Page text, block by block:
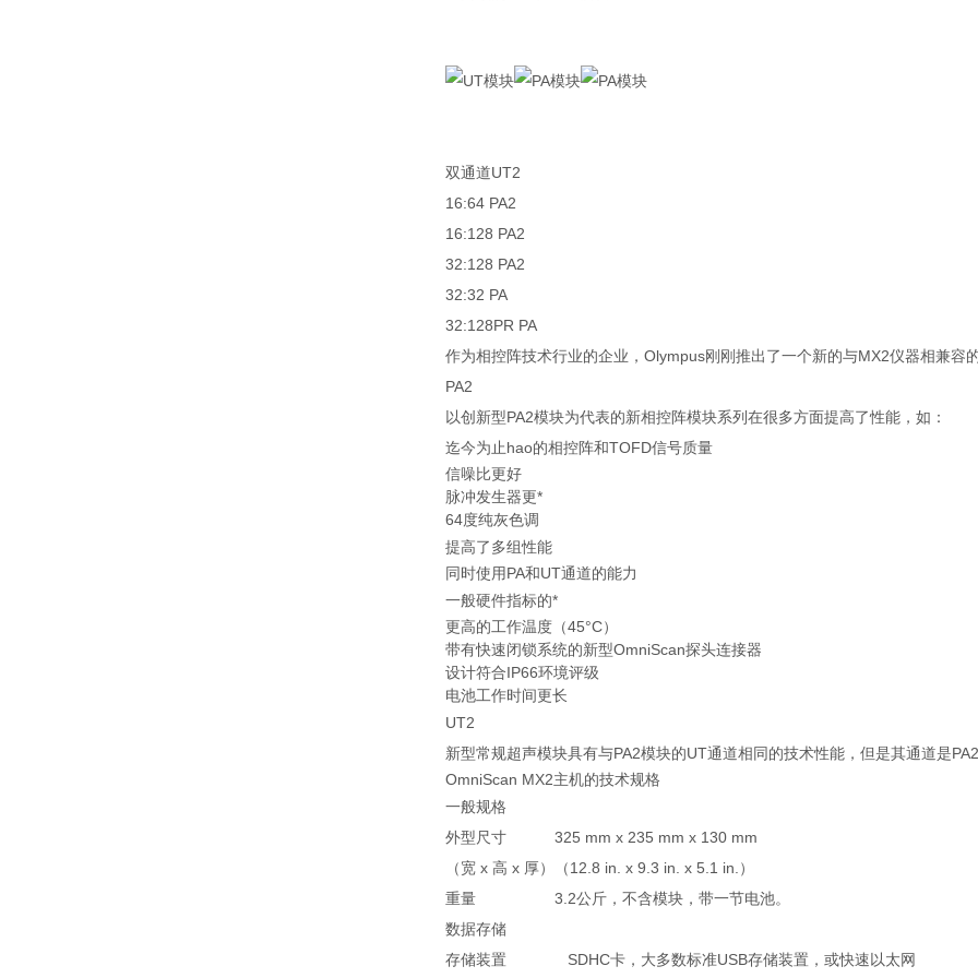
双通道UT2
16:64 PA2
16:128 PA2
32:128 PA2
32:32 PA
32:128PR PA
作为相控阵技术行业的企业，Olympus刚刚推出了一个新的与MX2仪器相兼容的
PA2
以创新型PA2模块为代表的新相控阵模块系列在很多方面提高了性能，如：
迄今为止hao的相控阵和TOFD信号质量
信噪比更好
脉冲发生器更*
64度纯灰色调
提高了多组性能
同时使用PA和UT通道的能力
一般硬件指标的*
更高的工作温度（45°C）
带有快速闭锁系统的新型OmniScan探头连接器
设计符合IP66环境评级
电池工作时间更长
UT2
新型常规超声模块具有与PA2模块的UT通道相同的技术性能，但是其通道是
OmniScan MX2主机的技术规格
一般规格
外型尺寸
（宽 x 高 x 厚）
325 mm x 235 mm x 130 mm
（12.8 in. x 9.3 in. x 5.1 in.）
重量
3.2公斤，不含模块，带一节电池。
数据存储
存储装置
SDHC卡，大多数标准USB存储装置，或快速以太网